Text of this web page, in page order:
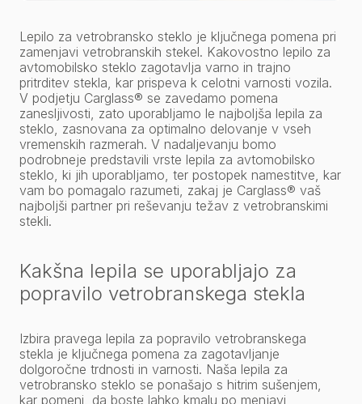
Lepilo za vetrobransko steklo je ključnega pomena pri
zamenjavi vetrobranskih stekel. Kakovostno lepilo za
avtomobilsko steklo zagotavlja varno in trajno
pritrditev stekla, kar prispeva k celotni varnosti vozila.
V podjetju Carglass® se zavedamo pomena
zanesljivosti, zato uporabljamo le najboljša lepila za
steklo, zasnovana za optimalno delovanje v vseh
vremenskih razmerah. V nadaljevanju bomo
podrobneje predstavili vrste lepila za avtomobilsko
steklo, ki jih uporabljamo, ter postopek namestitve, kar
vam bo pomagalo razumeti, zakaj je Carglass® vaš
najboljši partner pri reševanju težav z vetrobranskimi
stekli.
Kakšna lepila se uporabljajo za
popravilo vetrobranskega stekla
Izbira pravega lepila za popravilo vetrobranskega
stekla je ključnega pomena za zagotavljanje
dolgoročne trdnosti in varnosti. Naša lepila za
vetrobransko steklo se ponašajo s hitrim sušenjem,
kar pomeni, da boste lahko kmalu po menjavi